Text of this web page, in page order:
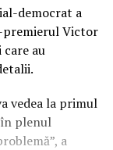
democrat a
premierul Victor
care au
vedea la primul
plenul
a